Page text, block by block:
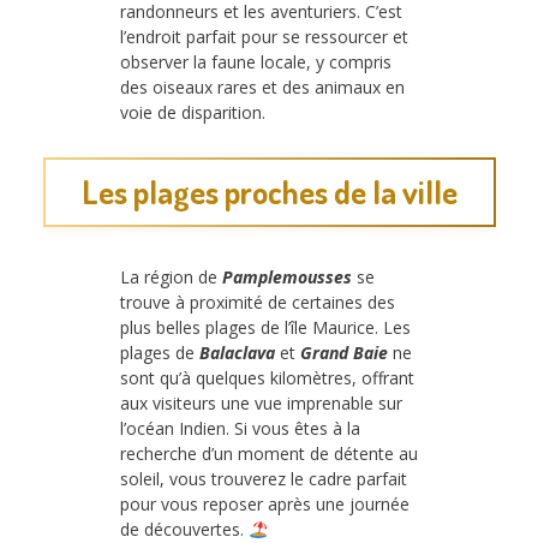
randonneurs et les aventuriers. C’est
l’endroit parfait pour se ressourcer et
observer la faune locale, y compris
des oiseaux rares et des animaux en
voie de disparition.
Les plages proches de la ville
La région de Pamplemousses se
trouve à proximité de certaines des
plus belles plages de l’île Maurice. Les
plages de Balaclava et Grand Baie ne
sont qu’à quelques kilomètres, offrant
aux visiteurs une vue imprenable sur
l’océan Indien. Si vous êtes à la
recherche d’un moment de détente au
soleil, vous trouverez le cadre parfait
pour vous reposer après une journée
de découvertes.